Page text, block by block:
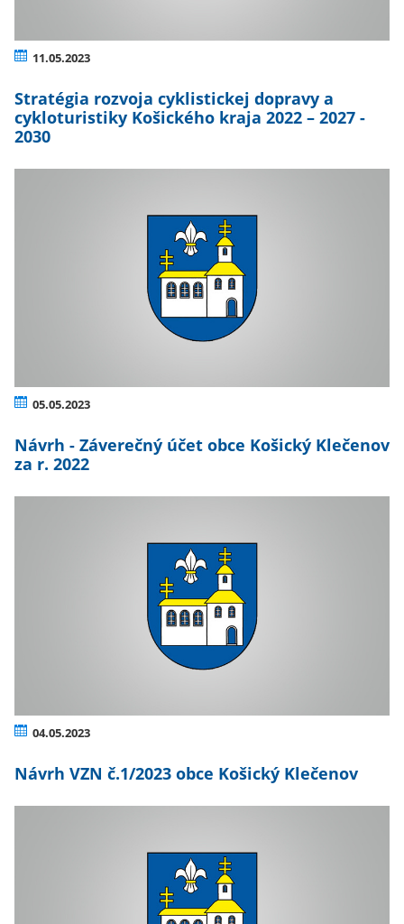
11.05.2023
Stratégia rozvoja cyklistickej dopravy a
cykloturistiky Košického kraja 2022 – 2027 -
2030
05.05.2023
Návrh - Záverečný účet obce Košický Klečenov
za r. 2022
04.05.2023
Návrh VZN č.1/2023 obce Košický Klečenov